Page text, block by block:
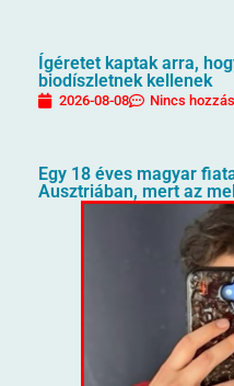
Ígéretet kaptak arra,
biodíszletnek kellenek
2026-08-08 Nincs
Egy 18 éves magyar
Ausztriában, mert az